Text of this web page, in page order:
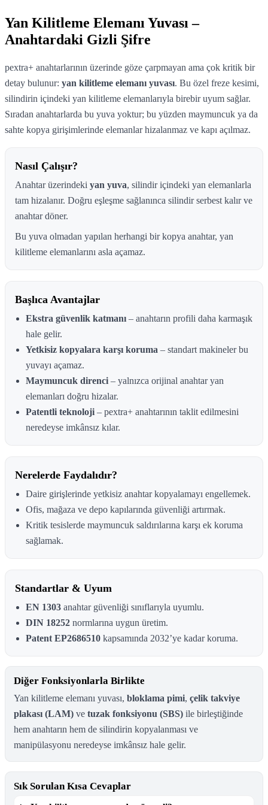
Yan Kilitleme Elemanı Yuvası –
Anahtardaki Gizli Şifre
pextra+ anahtarlarının üzerinde göze çarpmayan ama çok kritik bir
detay bulunur: yan kilitleme elemanı yuvası. Bu özel freze kesimi,
silindirin içindeki yan kilitleme elemanlarıyla birebir uyum sağlar.
Sıradan anahtarlarda bu yuva yoktur; bu yüzden maymuncuk ya da
sahte kopya girişimlerinde elemanlar hizalanmaz ve kapı açılmaz.
Nasıl Çalışır?
Anahtar üzerindeki yan yuva, silindir içindeki yan elemanlarla
tam hizalanır. Doğru eşleşme sağlanınca silindir serbest kalır ve
anahtar döner.
Bu yuva olmadan yapılan herhangi bir kopya anahtar, yan
kilitleme elemanlarını asla açamaz.
Başlıca Avantajlar
Ekstra güvenlik katmanı – anahtarın profili daha karmaşık
hale gelir.
Yetkisiz kopyalara karşı koruma – standart makineler bu
yuvayı açamaz.
Maymuncuk direnci – yalnızca orijinal anahtar yan
elemanları doğru hizalar.
Patentli teknoloji – pextra+ anahtarının taklit edilmesini
neredeyse imkânsız kılar.
Nerelerde Faydalıdır?
Daire girişlerinde yetkisiz anahtar kopyalamayı engellemek.
Ofis, mağaza ve depo kapılarında güvenliği artırmak.
Kritik tesislerde maymuncuk saldırılarına karşı ek koruma
sağlamak.
Standartlar & Uyum
EN 1303 anahtar güvenliği sınıflarıyla uyumlu.
DIN 18252 normlarına uygun üretim.
Patent EP2686510 kapsamında 2032’ye kadar koruma.
Diğer Fonksiyonlarla Birlikte
Yan kilitleme elemanı yuvası, bloklama pimi, çelik takviye
plakası (LAM) ve tuzak fonksiyonu (SBS) ile birleştiğinde
hem anahtarın hem de silindirin kopyalanması ve
manipülasyonu neredeyse imkânsız hale gelir.
Sık Sorulan Kısa Cevaplar